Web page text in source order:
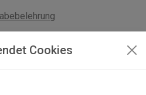
Cookies